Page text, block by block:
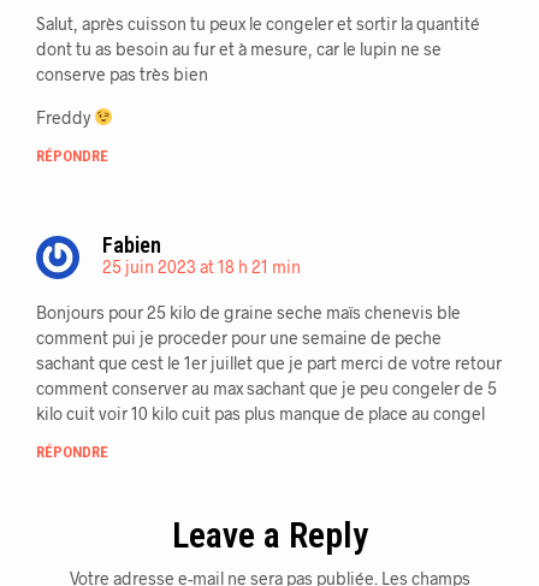
Salut, après cuisson tu peux le congeler et sortir la quantité
dont tu as besoin au fur et à mesure, car le lupin ne se
conserve pas très bien
Freddy
RÉPONDRE
Fabien
25 juin 2023 at 18 h 21 min
Bonjours pour 25 kilo de graine seche maïs chenevis ble
comment pui je proceder pour une semaine de peche
sachant que cest le 1er juillet que je part merci de votre retour
comment conserver au max sachant que je peu congeler de 5
kilo cuit voir 10 kilo cuit pas plus manque de place au congel
RÉPONDRE
Leave a Reply
Votre adresse e-mail ne sera pas publiée. Les champs